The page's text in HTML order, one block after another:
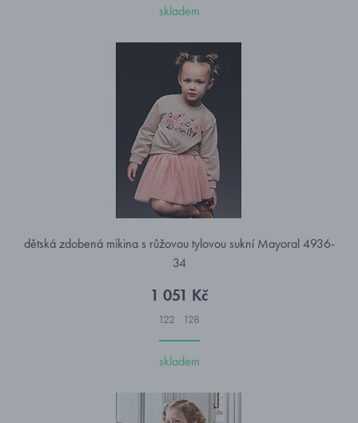
skladem
dětská zdobená mikina s růžovou tylovou sukní Mayoral 4936-
34
1 051 Kč
122 128
skladem